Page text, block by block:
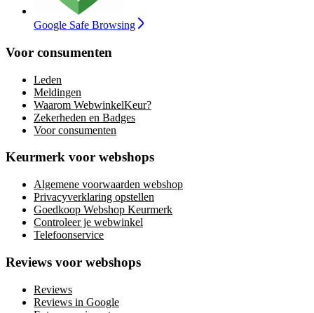
Google Safe Browsing
Voor consumenten
Leden
Meldingen
Waarom WebwinkelKeur?
Zekerheden en Badges
Voor consumenten
Keurmerk voor webshops
Algemene voorwaarden webshop
Privacyverklaring opstellen
Goedkoop Webshop Keurmerk
Controleer je webwinkel
Telefoonservice
Reviews voor webshops
Reviews
Reviews in Google